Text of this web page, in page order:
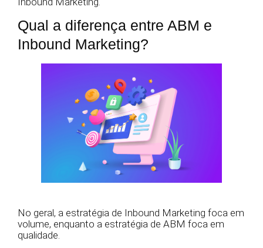
Qual a diferença entre ABM e
Inbound Marketing?
No geral, a estratégia de Inbound Marketing foca em
volume, enquanto a estratégia de ABM foca em
qualidade.